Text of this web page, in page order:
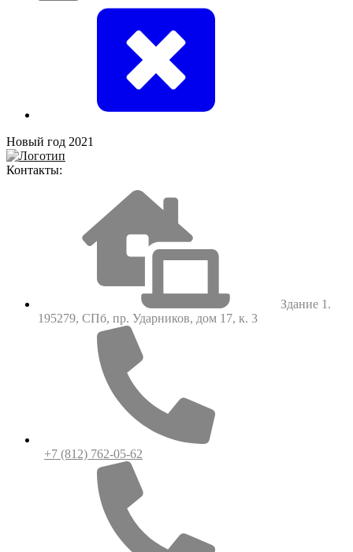
Новый год 2021
Контакты:
Здание 1.
195279, СПб, пр. Ударников, дом 17, к. 3
+7 (812) 762-05-62